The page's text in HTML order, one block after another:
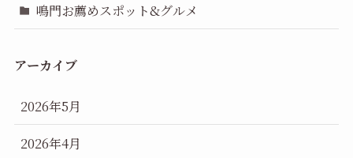
鳴門お薦めスポット&グルメ
アーカイブ
2026年5月
2026年4月